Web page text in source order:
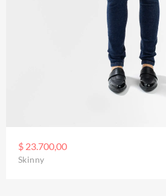
$ 23.700,00
Skinny